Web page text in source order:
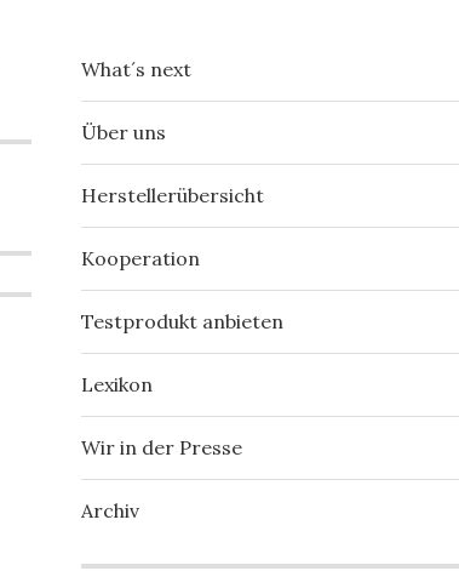
What´s next
Über uns
Herstellerübersicht
Kooperation
Testprodukt anbieten
Lexikon
Wir in der Presse
Archiv